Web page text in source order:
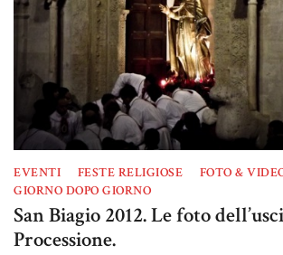
EVENTI FESTE RELIGIOSE
FOTO &
GIORNO DOPO GIORNO
San Biagio 2012. Le foto
Processione.